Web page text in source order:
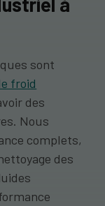
sont
froid
des
Nous
complets,
des